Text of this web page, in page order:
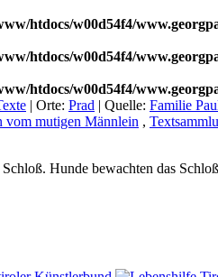
htdocs/w00d54f4/
htdocs/w00d54f4/
htdocs/w00d54f4/
| Orte: Prad | Quelle: Familie
vom mutigen Männlein ,
Hunde bewachten das